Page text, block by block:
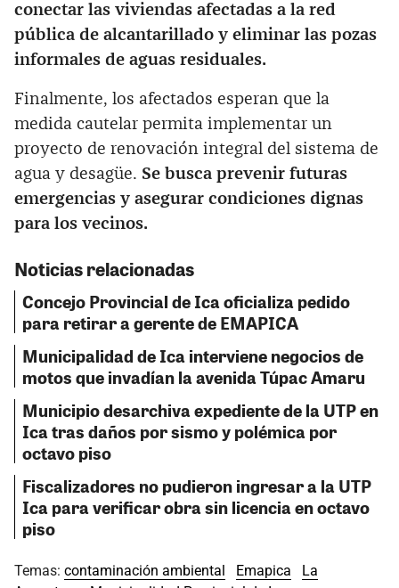
conectar las viviendas afectadas a la red
pública de alcantarillado y eliminar las pozas
informales de aguas residuales.
Finalmente, los afectados esperan que la
medida cautelar permita implementar un
proyecto de renovación integral del sistema de
agua y desagüe. Se busca prevenir futuras
emergencias y asegurar condiciones dignas
para los vecinos.
Noticias relacionadas
Concejo Provincial de Ica oficializa pedido
para retirar a gerente de EMAPICA
Municipalidad de Ica interviene negocios de
motos que invadían la avenida Túpac Amaru
Municipio desarchiva expediente de la UTP en
Ica tras daños por sismo y polémica por
octavo piso
Fiscalizadores no pudieron ingresar a la UTP
Ica para verificar obra sin licencia en octavo
piso
Temas: contaminación ambiental Emapica
La